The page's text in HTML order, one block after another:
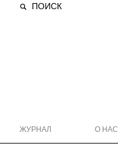
ПОИСК
ЖУРНАЛ
О НАС